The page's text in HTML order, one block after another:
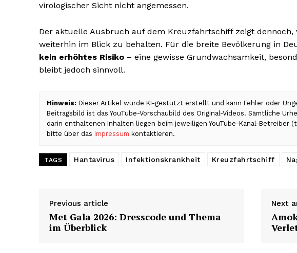
virologischer Sicht nicht angemessen.
Der aktuelle Ausbruch auf dem Kreuzfahrtschiff zeigt dennoch,
weiterhin im Blick zu behalten. Für die breite Bevölkerung in
kein erhöhtes Risiko – eine gewisse Grundwachsamkeit,
bleibt jedoch sinnvoll.
Hinweis: Dieser Artikel wurde KI-gestützt erstellt und kann Fehler oder
Beitragsbild ist das YouTube-Vorschaubild des Original-Videos. Sämtliche
darin enthaltenen Inhalten liegen beim jeweiligen YouTube-Kanal-Betreiber
bitte über das Impressum kontaktieren.
TAGS Hantavirus Infektionskrankheit Kreuzfahrtschiff
Previous article
Met Gala 2026: Dresscode und Thema
im Überblick
Next